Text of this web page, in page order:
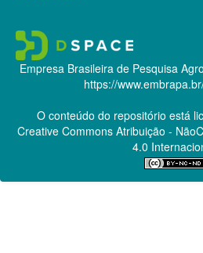
Empresa Brasileira de Pesquisa
https://
O conteúdo do repositório está
Creative CommonsAtribuição -
4.0